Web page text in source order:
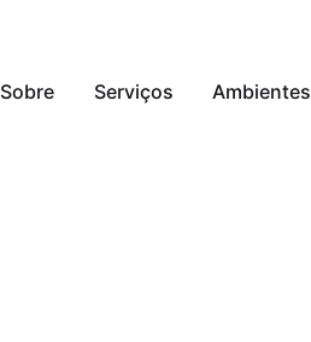
Sobre Serviços Ambientes